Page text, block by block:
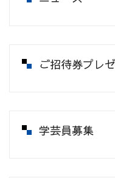
ご招待券プレ
学芸員募集